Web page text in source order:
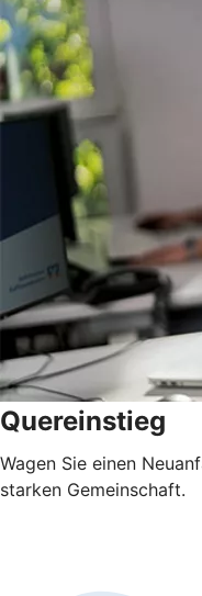
Quereinstieg
Wagen Sie einen
starken Gemeinschaft.